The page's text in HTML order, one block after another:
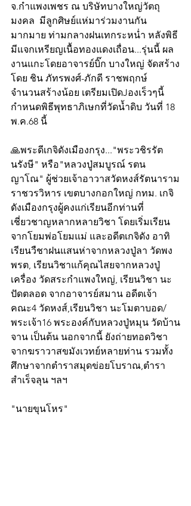
จ.กำแพงเพชร ณ บริษัทบางใหญ่วัตถุ
มงคล  มีลูกศิษย์แห่มาร่วมงานกัน
มากมาย ท่ามกลางฝนเทกระหน่ำ หลังพิธี
มีแจกเหรียญเนื้อทองแดงเถื่อน...รุ่นนี้ ผล
งานแกะโดยอาจารย์บิ๊ก บางใหญ่ จัดสร้าง
โดย ชิน ภัทรพงศ์-ภักดี ราชพฤกษ์
จำนวนสร้างน้อย เตรียมเปิดJองเร็วๆนี้
กำหนดพิธีพุทธาภิเษกที่วัดน้ำดิบ วันที่ 18
พ.ค.68 นี้
🙏พระดีเกจิดังเมืองกรุง..."พระวชิรรัต
นรังษี" หรือ"หลวงปู่สมบูรณ์ รตน
ญาโณ" ผู้ช่วยเจ้าอาวาสวัดหงส์รัตนาราม
ราชวรวิหาร เขตบางกอกใหญ่ กทม. เกจิ
ดังเมืองกรุงผู้คงแก่เรียนอีกท่านที่
เชี่ยวชาญหลากหลายวิชา โดยเริ่มเรียน
จากโยมพ่อโยมแม่ และอดีตเกจิดัง อาทิ
เรียนวืชาฝนแสนห่าจากหลวงปู่ลา วัดพง
พรต, เรียนวิชาแก้คุณไสยจากหลวงปู่
เครื่อง วัดสระกำแพงใหญ่, เรียนวิชา นะ
ปัดตลอด จากอาจารย์สมาน อดีตเจ้า
คณะ4 วัดหงส์,เรียนวิชา นะโมตาบอด/
พระเจ้า16 พระองค์กับหลวงปู่หมุน วัดบ้าน
จาน เป็นต้น นอกจากนี้ ยังถ่ายทอดวิชา
จากฆราวาสขมังเวทย์หลายท่าน รวมทั้ง
ศึกษาจากตำราสมุดข่อยโบราณ,ตำรา
สำเร็จลุน ฯลฯ
"นายขุนโหร"